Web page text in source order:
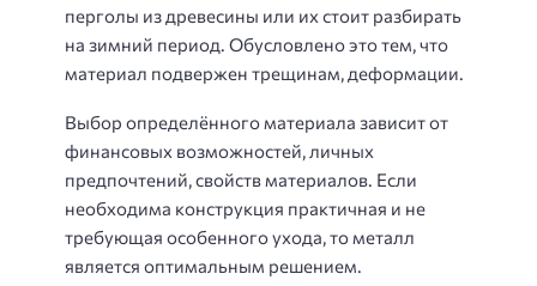
перголы из древесины или их стоит разбирать
на зимний период. Обусловлено это тем, что
материал подвержен трещинам, деформации.
Выбор определённого материала зависит от
финансовых возможностей, личных
предпочтений, свойств материалов. Если
необходима конструкция практичная и не
требующая особенного ухода, то металл
является оптимальным решением.